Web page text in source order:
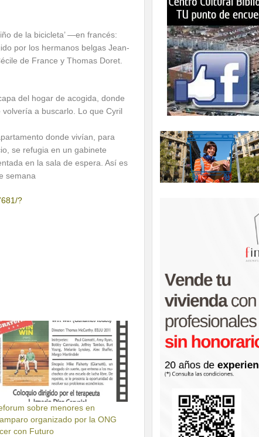
de la bicicleta’ —en francés:
por los hermanos belgas Jean-
de France y Thomas Doret.
del hogar de acogida, donde
a buscarlo. Lo que Cyril
donde vivían, para
se refugia en un gabinete
en la sala de espera. Así es
semana
?
sobre menores en
organizado por la ONG
con Futuro